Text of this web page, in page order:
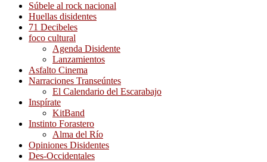
Súbele al rock nacional
Huellas disidentes
71 Decibeles
foco cultural
Agenda Disidente
Lanzamientos
Asfalto Cinema
Narraciones Transeúntes
El Calendario del Escarabajo
Inspírate
KitBand
Instinto Forastero
Alma del Río
Opiniones Disidentes
Des-Occidentales